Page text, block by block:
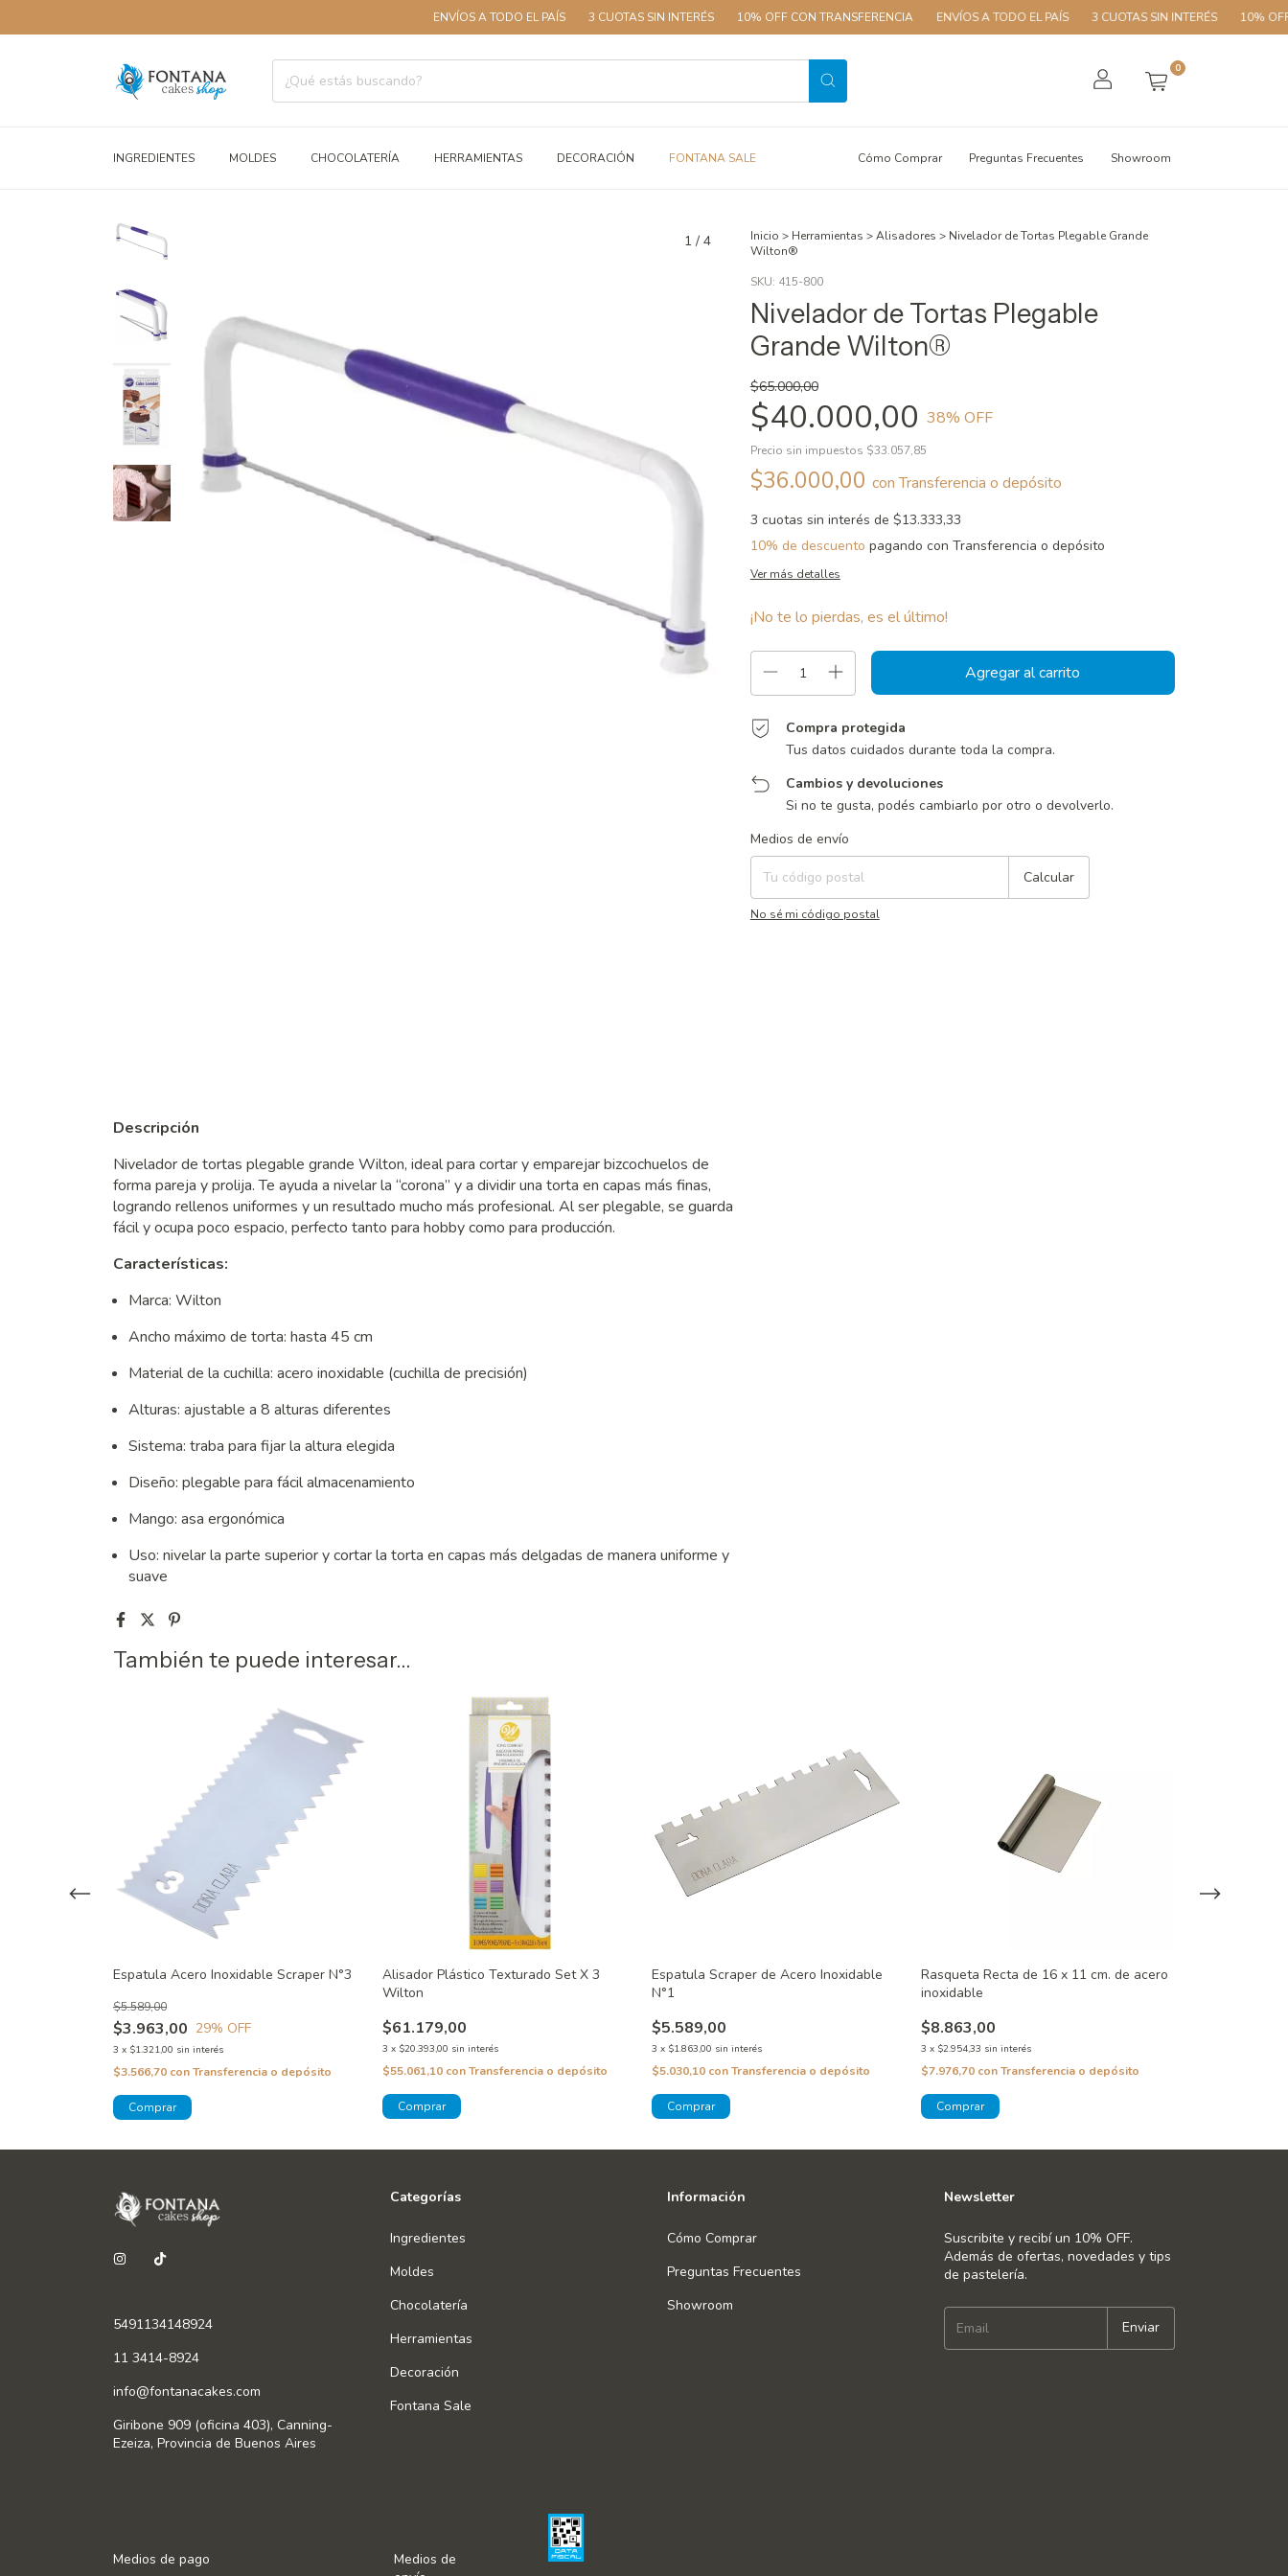
ENVÍOS A TODO EL PAÍS 3 CUOTAS SIN INTERÉS 10% OFF CON TRANSFERENCIA ENVÍOS A TODO EL PAÍS 3 CUOTAS SIN INTERÉS 10% OFF CON
0
INGREDIENTES MOLDES CHOCOLATERÍA HERRAMIENTAS DECORACIÓN FONTANA SALE Cómo Comprar Preguntas Frecuentes Showroom
1 / 4 Inicio > Herramientas > Alisadores > Nivelador de Tortas Plegable Grande
Wilton®
SKU: 415-800
Nivelador de Tortas Plegable
Grande Wilton®
$65.000,00
$40.000,00 38% OFF
Precio sin impuestos $33.057,85
$36.000,00 con Transferencia o depósito
3 cuotas sin interés de $13.333,33
10% de descuento pagando con Transferencia o depósito
Ver más detalles
¡No te lo pierdas, es el último!
Compra protegida
Tus datos cuidados durante toda la compra.
Cambios y devoluciones
Si no te gusta, podés cambiarlo por otro o devolverlo.
Entregas para el CP:
Medios de envío
Calcular
No sé mi código postal
Descripción
Nivelador de tortas plegable grande Wilton, ideal para cortar y emparejar bizcochuelos de
forma pareja y prolija. Te ayuda a nivelar la “corona” y a dividir una torta en capas más finas,
logrando rellenos uniformes y un resultado mucho más profesional. Al ser plegable, se guarda
fácil y ocupa poco espacio, perfecto tanto para hobby como para producción.
Características:
Marca: Wilton
Ancho máximo de torta: hasta 45 cm
Material de la cuchilla: acero inoxidable (cuchilla de precisión)
Alturas: ajustable a 8 alturas diferentes
Sistema: traba para fijar la altura elegida
Diseño: plegable para fácil almacenamiento
Mango: asa ergonómica
Uso: nivelar la parte superior y cortar la torta en capas más delgadas de manera uniforme y
suave
También te puede interesar...
Espatula Acero Inoxidable Scraper N°3
$3.963,00
$5.589,00
29% OFF
3 x $1.321,00 sin interés
$3.566,70 conTransferencia o depósito
Alisador Plástico Texturado Set X 3
Wilton
$61.179,00
3 x $20.393,00 sin interés
$55.061,10 conTransferencia o depósito
Espatula Scraper de Acero Inoxidable
N°1
$5.589,00
3 x $1.863,00 sin interés
$5.030,10 conTransferencia o depósito
Rasqueta Recta de 16 x 11 cm. de acero
inoxidable
$8.863,00
3 x $2.954,33 sin interés
$7.976,70 conTransferencia o depósito
5491134148924
11 3414-8924
info@fontanacakes.com
Giribone 909 (oficina 403), Canning-
Ezeiza, Provincia de Buenos Aires
Categorías
Ingredientes
Moldes
Chocolatería
Herramientas
Decoración
Fontana Sale
Información
Cómo Comprar
Preguntas Frecuentes
Showroom
Newsletter
Suscribite y recibí un 10% OFF.
Además de ofertas, novedades y tips
de pastelería.
Medios de pago
Medios de